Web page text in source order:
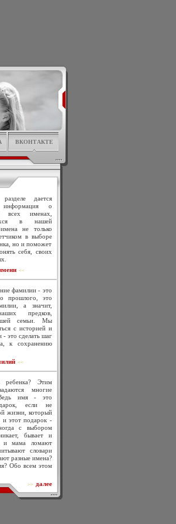
ВКОНТАКТЕ
дается
информация о
всех именах,
в нашей
не только
в выборе
но и поможет
себя, своих
<<
фамилии - это
прошлого, это
а значит,
предков,
семьи. Мы
с историей и
это сделать шаг
к сохранению
<<
ребенка? Этим
многие
имя - это
если не
жизни, который
и этот подарок -
с выбором
бывает и
и мама ломают
словари
разные имена?
Обо всем этом
>> далее